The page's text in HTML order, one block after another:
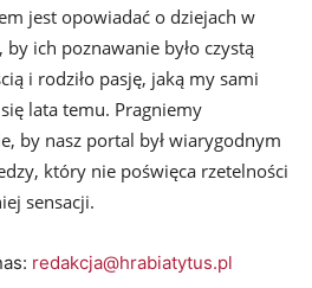
jest opowiadać o dziejach w
by ich poznawanie było czystą
i rodziło pasję, jaką my sami
lata temu. Pragniemy
by nasz portal był wiarygodnym
który nie poświęca rzetelności
sensacji.
redakcja@hrabiatytus.pl